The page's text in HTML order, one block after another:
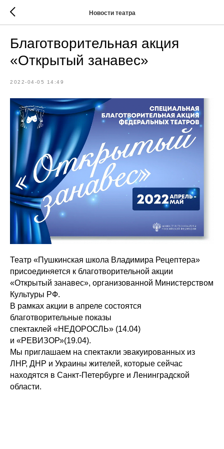
Новости театра
Благотворительная акция
«Открытый занавес»
2022-04-05 14:49
Театр «Пушкинская школа Владимира Рецептера»
присоединяется к благотворительной акции
«Открытый занавес», организованной Министерством
Культуры РФ.
В рамках акции в апреле состоятся
благотворительные показы
спектаклей «НЕДОРОСЛЬ» (14.04)
и «РЕВИЗОР»(19.04).
Мы приглашаем на спектакли эвакуированных из
ЛНР, ДНР и Украины жителей, которые сейчас
находятся в Санкт-Петербурге и Ленинградской
области.